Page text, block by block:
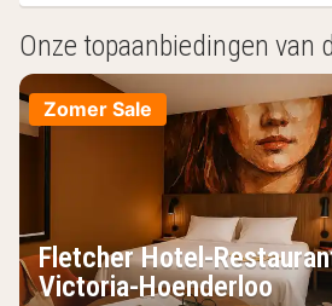
Onze topaanbiedingen van
Zomer Sale
Fletcher Hotel-
Victoria-Hoenderloo